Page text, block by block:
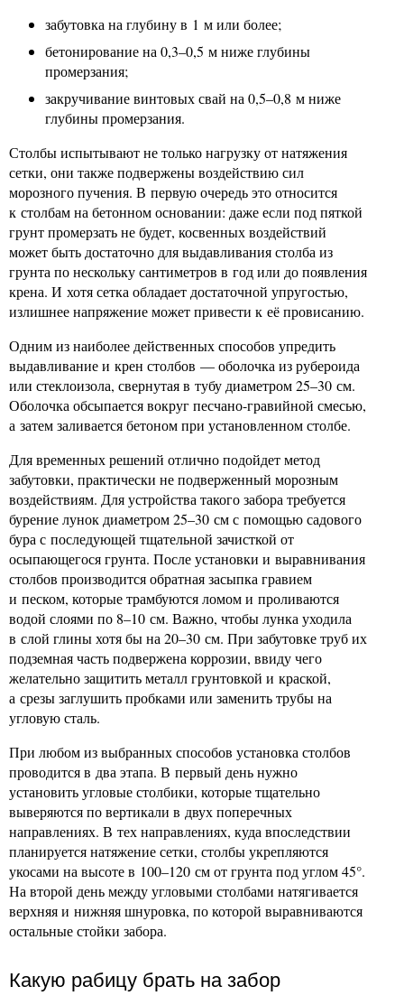
забутовка на глубину в 1 м или более;
бетонирование на 0,3–0,5 м ниже глубины
промерзания;
закручивание винтовых свай на 0,5–0,8 м ниже
глубины промерзания.
Столбы испытывают не только нагрузку от натяжения
сетки, они также подвержены воздействию сил
морозного пучения. В первую очередь это относится
к столбам на бетонном основании: даже если под пяткой
грунт промерзать не будет, косвенных воздействий
может быть достаточно для выдавливания столба из
грунта по нескольку сантиметров в год или до появления
крена. И хотя сетка обладает достаточной упругостью,
излишнее напряжение может привести к её провисанию.
Одним из наиболее действенных способов упредить
выдавливание и крен столбов — оболочка из рубероида
или стеклоизола, свернутая в тубу диаметром 25–30 см.
Оболочка обсыпается вокруг песчано-гравийной смесью,
а затем заливается бетоном при установленном столбе.
Для временных решений отлично подойдет метод
забутовки, практически не подверженный морозным
воздействиям. Для устройства такого забора требуется
бурение лунок диаметром 25–30 см с помощью садового
бура с последующей тщательной зачисткой от
осыпающегося грунта. После установки и выравнивания
столбов производится обратная засыпка гравием
и песком, которые трамбуются ломом и проливаются
водой слоями по 8–10 см. Важно, чтобы лунка уходила
в слой глины хотя бы на 20–30 см. При забутовке труб их
подземная часть подвержена коррозии, ввиду чего
желательно защитить металл грунтовкой и краской,
а срезы заглушить пробками или заменить трубы на
угловую сталь.
При любом из выбранных способов установка столбов
проводится в два этапа. В первый день нужно
установить угловые столбики, которые тщательно
выверяются по вертикали в двух поперечных
направлениях. В тех направлениях, куда впоследствии
планируется натяжение сетки, столбы укрепляются
укосами на высоте в 100–120 см от грунта под углом 45°.
На второй день между угловыми столбами натягивается
верхняя и нижняя шнуровка, по которой выравниваются
остальные стойки забора.
Какую рабицу брать на забор